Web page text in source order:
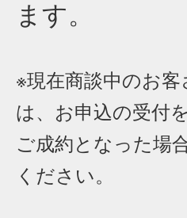
ます。
※現在商談中のお
は、お申込の受付
ご成約となった場
ください。